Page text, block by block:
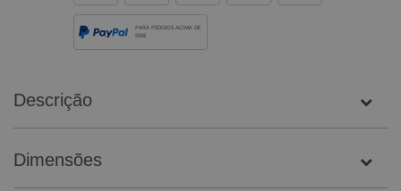
PARA PEDIDOS ACIMA DE
500€
Descrição
Dimensões